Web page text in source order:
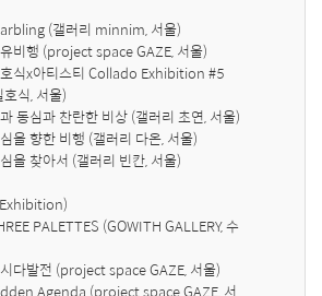
(갤러리 minnim, 서울)
비행 (project space GAZE, 서울)
식x아티스티 Collado Exhibition #5
식, 서울)
동심과 찬란한 비상 (갤러리 초연, 서울)
을 향한 비행 (갤러리 다온, 서울)
을 찾아서 (갤러리 빈칸, 서울)
PALETTES (GOWITH GALLERY, 수
다발전 (project space GAZE, 서울)
Agenda (project space GAZE, 서